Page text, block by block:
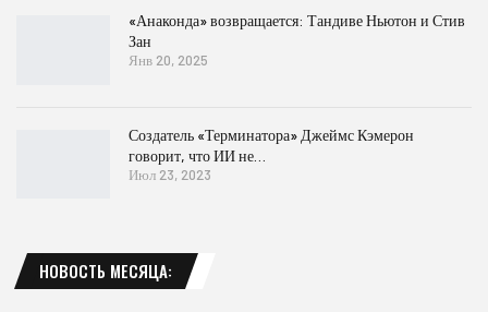
«Анаконда» возвращается: Тандиве Ньютон и Стив
Зан
Янв 20, 2025
Создатель «Терминатора» Джеймс Кэмерон
говорит, что ИИ не…
Июл 23, 2023
НОВОСТЬ МЕСЯЦА: